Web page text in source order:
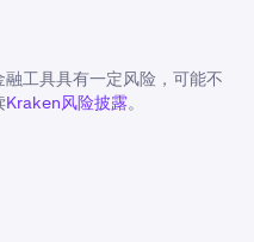
工具具有一定风险，可能不
Kraken风险披露。